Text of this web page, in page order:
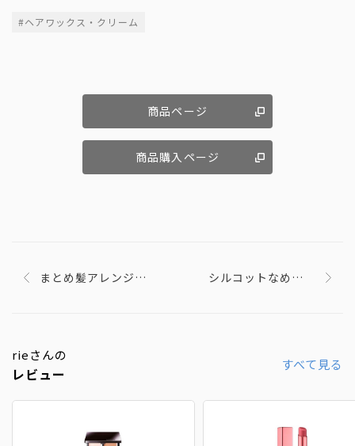
#ヘアワックス・クリーム
商品ページ
商品購入ページ
まとめ髪アレンジウ
シルコットなめらか
rieさんの
レビュー すべて見る